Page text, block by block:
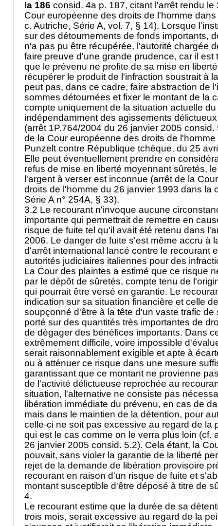
Ia 186 consid. 4a p. 187, citant l'arrêt rendu le
Cour européenne des droits de l'homme
c. Autriche, Série A, vol. 7, § 14). Lorsque
sur des détournements de fonds importants,
n'a pas pu être récupérée, l'autorité chargée
faire preuve d'une grande prudence, car il est
que le prévenu ne profite de sa mise en
récupérer le produit de l'infraction soustrait à
peut pas, dans ce cadre, faire abstraction de
sommes détournées et fixer le montant de la
compte uniquement de la situation actuelle
indépendamment des agissements
(arrêt 1P.764/2004 du 26 janvier 2005 consid.
de la Cour européenne des droits de
Punzelt contre République tchèque, du 25
Elle peut éventuellement prendre en
refus de mise en liberté moyennant sûretés,
l'argent à verser est inconnue (arrêt de la
droits de l'homme du 26 janvier 1993 dans la
Série A n° 254A, § 33).
3.2 Le recourant n'invoque aucune
importante qui permettrait de remettre en
risque de fuite tel qu'il avait été retenu dans
2006. Le danger de fuite s'est même accru à
d'arrêt international lancé contre le recourant
autorités judiciaires italiennes pour des
La Cour des plaintes a estimé que ce risque
par le dépôt de sûretés, compte tenu de
qui pourrait être versé en garantie. Le
indication sur sa situation financière et celle
soupçonné d'être à la tête d'un vaste trafic de
porté sur des quantités très importantes de
de dégager des bénéfices importants. Dans
extrêmement difficile, voire impossible
serait raisonnablement exigible et apte à
ou à atténuer ce risque dans une mesure
garantissant que ce montant ne provienne
de l'activité délictueuse reprochée au
situation, l'alternative ne consiste pas
libération immédiate du prévenu, en cas de
mais dans le maintien de la détention, pour
celle-ci ne soit pas excessive au regard de la
qui est le cas comme on le verra plus loin (cf.
26 janvier 2005 consid. 5.2). Cela étant, la
pouvait, sans violer la garantie de la liberté
rejet de la demande de libération provisoire
recourant en raison d'un risque de fuite et
montant susceptible d'être déposé à titre de
4.
Le recourant estime que la durée de sa
trois mois, serait excessive au regard de la